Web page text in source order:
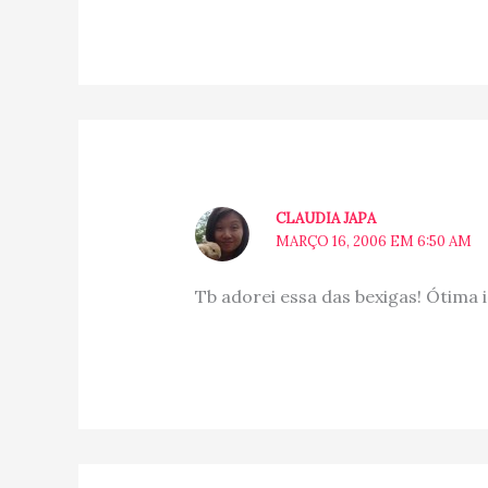
CLAUDIA JAPA
MARÇO 16, 2006 EM 6:50 AM
Tb adorei essa das bexigas! Ótima